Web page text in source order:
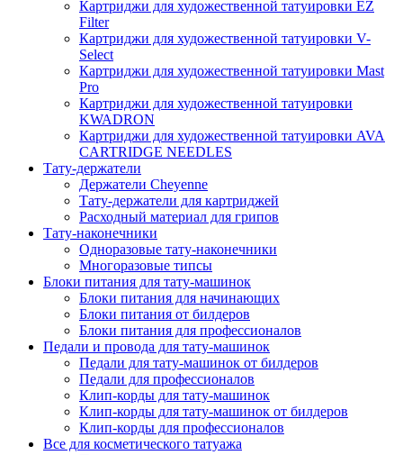
Картриджи для художественной татуировки EZ
Filter
Картриджи для художественной татуировки V-
Select
Картриджи для художественной татуировки Mast
Pro
Картриджи для художественной татуировки
KWADRON
Картриджи для художественной татуировки AVA
CARTRIDGE NEEDLES
Тату-держатели
Держатели Cheyenne
Тату-держатели для картриджей
Расходный материал для грипов
Тату-наконечники
Одноразовые тату-наконечники
Многоразовые типсы
Блоки питания для тату-машинок
Блоки питания для начинающих
Блоки питания от билдеров
Блоки питания для профессионалов
Педали и провода для тату-машинок
Педали для тату-машинок от билдеров
Педали для профессионалов
Клип-корды для тату-машинок
Клип-корды для тату-машинок от билдеров
Клип-корды для профессионалов
Все для косметического татуажа